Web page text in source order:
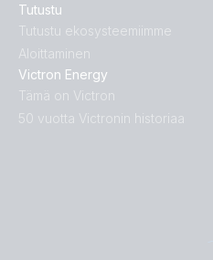
Tutustu
Tutustu ekosysteemiimme
Aloittaminen
Victron Energy
Tämä on Victron
50 vuotta Victronin historiaa